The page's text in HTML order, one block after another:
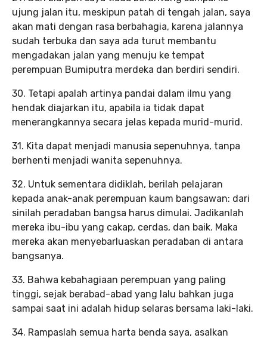
ujung jalan itu, meskipun patah di tengah jalan, saya
akan mati dengan rasa berbahagia, karena jalannya
sudah terbuka dan saya ada turut membantu
mengadakan jalan yang menuju ke tempat
perempuan Bumiputra merdeka dan berdiri sendiri.
30. Tetapi apalah artinya pandai dalam ilmu yang
hendak diajarkan itu, apabila ia tidak dapat
menerangkannya secara jelas kepada murid-murid.
31. Kita dapat menjadi manusia sepenuhnya, tanpa
berhenti menjadi wanita sepenuhnya.
32. Untuk sementara didiklah, berilah pelajaran
kepada anak-anak perempuan kaum bangsawan: dari
sinilah peradaban bangsa harus dimulai. Jadikanlah
mereka ibu-ibu yang cakap, cerdas, dan baik. Maka
mereka akan menyebarluaskan peradaban di antara
bangsanya.
33. Bahwa kebahagiaan perempuan yang paling
tinggi, sejak berabad-abad yang lalu bahkan juga
sampai saat ini adalah hidup selaras bersama laki-laki.
34. Rampaslah semua harta benda saya, asalkan